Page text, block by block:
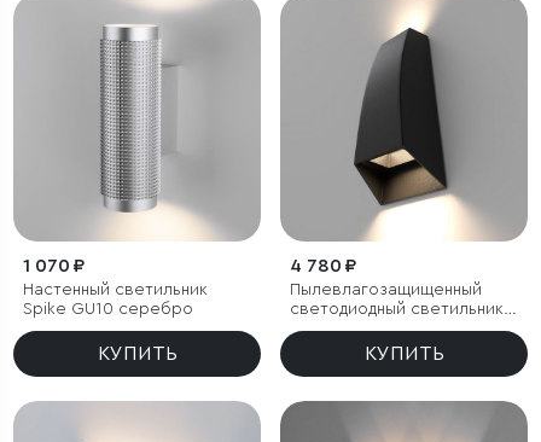
1 070 ₽
Настенный светильник
Spike GU10 серебро
КУПИТЬ
4 780 ₽
Пылевлагозащищенный
светодиодный светильник
1016 Techno черный IP54
КУПИТЬ